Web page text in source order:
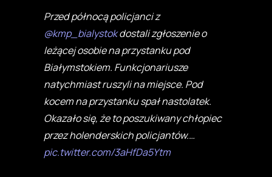
Przed północą policjanci z
@kmp_bialystokdostali zgłoszenie o
leżącej osobie na przystanku pod
Białymstokiem. Funkcjonariusze
natychmiast ruszyli na miejsce. Pod
kocem na przystanku spał nastolatek.
Okazało się, że to poszukiwany chłopiec
przez holenderskich policjantów.…
pic.twitter.com/3aHfDa5Ytm